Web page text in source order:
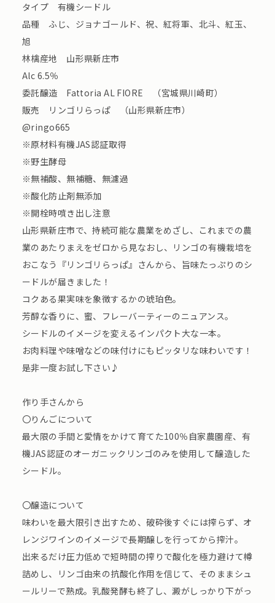
タイプ 有機シードル
品種 ふじ、ジョナゴールド、祝、紅将軍、北斗、紅玉、
旭
林檎産地 山形県新庄市
Alc 6.5％
委託醸造 Fattoria AL FIORE （宮城県川崎町）
販売 リンゴリらっぱ （山形県新庄市）
@ringo665
※原材料有機JAS認証取得
※野生酵母
※無補酸、無補糖、無濾過
※酸化防止剤無添加
※開栓時噴き出し注意
山形県新庄市で、持続可能な農業をめざし、これまでの農
業のあたりまえをゼロから見なおし、リンゴの有機栽培を
おこなう『リンゴリらっぱ』さんから、旨味たっぷりのシ
ードルが届きました！
コクある果実味を象徴するかの琥珀色。
芳醇な香りに、蜜、フレーバーティーのニュアンス。
シードルのイメージを変えるインパクト大な一本。
お肉料理や味噌などの味付けにもピッタリな味わいです！
是非一度お試し下さい♪
作り手さんから
〇りんごについて
最大限の手間と愛情をかけて育てた100％自家農園産、有
機JAS認証のオーガニックリンゴのみを使用して醸造した
シードル。
〇醸造について
味わいを最大限引き出すため、破砕後すぐには搾らず、オ
レンジワインのイメージで長期醸しを行ってから搾汁。
出来るだけ圧力低めで短時間の搾りで酸化を極力避けて樽
詰めし、リンゴ由来の抗酸化作用を信じて、そのままシュ
ールリーで熟成。乳酸発酵も終了し、澱がしっかり下がっ